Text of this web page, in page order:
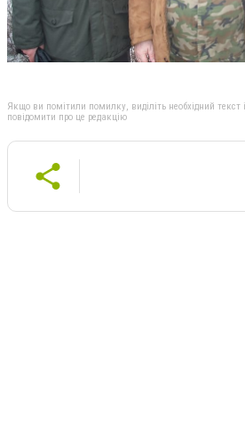
Якщо ви помітили помилку, виділіть необхідний текст
повідомити про це редакцію